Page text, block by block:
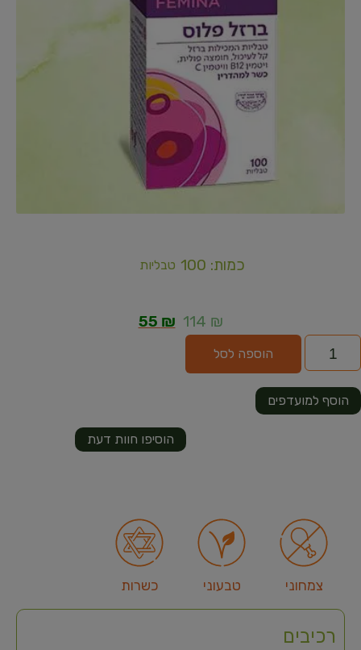
כמות: 100 טבליות
114 ₪
55 ₪
הוספה לסל
הוסיפו חוות דעת
הוסף למועדפים
צמחוני טבעוני כשרות
רכיבים